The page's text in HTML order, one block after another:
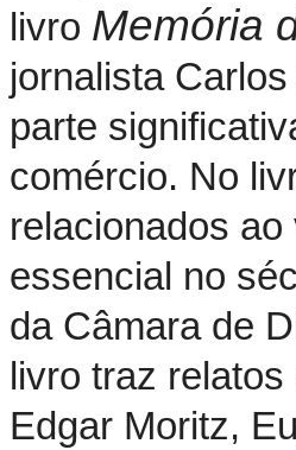
livro Memória
jornalista
parte
comércio. No
relacionados
essencial no
da Câmara de
livro traz
Edgar Moritz,